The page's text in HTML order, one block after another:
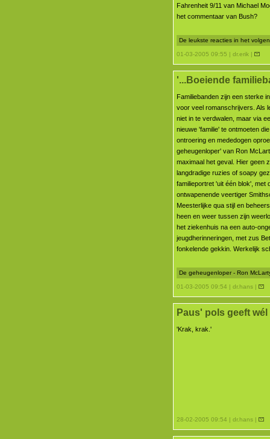
Fahrenheit 9/11 van Michael
het commentaar van Bush?
De leukste reacties in het
01-03-2005 09:55 | dr.erik |
'...Boeiende
Familiebanden zijn een sterke
voor veel romanschrijvers. Als
niet in te verdwalen, maar via
nieuwe 'familie' te ontmoeten
ontroering en mededogen
geheugenloper' van Ron
maximaal het geval. Hier geen
langdradige ruzies of soapy
familieportret 'uit één blok', met
ontwapenende veertiger
Meesterlijke qua stijl en
heen en weer tussen zijn
het ziekenhuis na een auto-
jeugdherinneringen, met zus
fonkelende gekkin. Werkelijk
De geheugenloper - Ron
01-03-2005 09:54 | dr.hans |
Paus' pols geeft
'Krak, krak.'
28-02-2005 09:54 | dr.hans |